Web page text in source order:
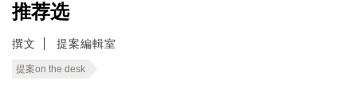
推荐选
撰文 提案編輯室
提案on the desk